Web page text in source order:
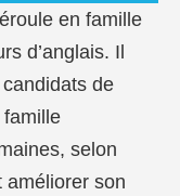
en famille
d’anglais. Il
candidats de
famille
selon
améliorer son